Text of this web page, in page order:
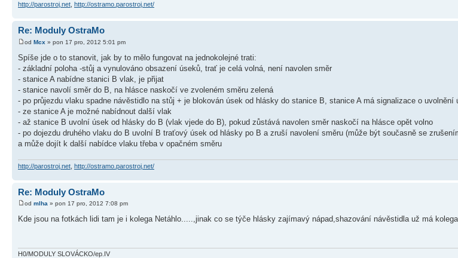
http://parostroj.net, http://ostramo.parostroj.net/
Re: Moduly OstraMo
od Mcx » pon 17 pro, 2012 5:01 pm
Spíše jde o to stanovit, jak by to mělo fungovat na jednokolejné trati:
- základní poloha -stůj a vynulováno obsazení úseků, trať je celá volná, není navolen směr
- stanice A nabídne stanici B vlak, je přijat
- stanice navolí směr do B, na hlásce naskočí ve zvoleném směru zelená
- po průjezdu vlaku spadne návěstidlo na stůj + je blokován úsek od hlásky do stanice B, stanice A má signalizace o uvolnění
- ze stanice A je možné nabídnout další vlak
- až stanice B uvolní úsek od hlásky do B (vlak vjede do B), pokud zůstává navolen směr naskočí na hlásce opět volno
- po dojezdu druhého vlaku do B uvolní B traťový úsek od hlásky po B a zruší navolení směru (může být současně se
a může dojít k další nabídce vlaku třeba v opačném směru
http://parostroj.net http://ostramo.parostroj.net/
Re: Moduly OstraMo
od mlha » pon 17 pro, 2012 7:08 pm
Kde jsou na fotkách lidi tam je i kolega Netáhlo.....,jinak co se týče hlásky zajímavý nápad,shazování návěstidla už má
H0/MODULY SLOVÁCKO/ep.IV